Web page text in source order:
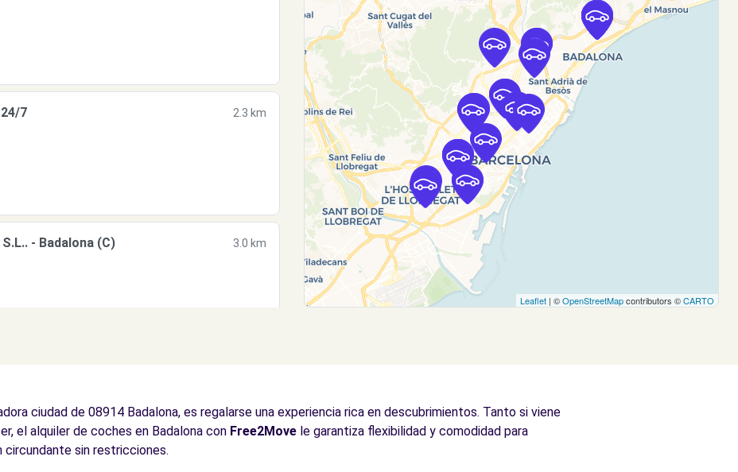
7
2.3 km
- Badalona (C)
3.0 km
Leaflet | ©OpenStreetMapcontributors ©CARTO
ciudad de 08914 Badalona, es regalarse una experiencia rica en descubrimientos. Tanto si viene
el alquiler de coches en Badalona con Free2Move le garantiza flexibilidad y comodidad para
circundante sin restricciones.